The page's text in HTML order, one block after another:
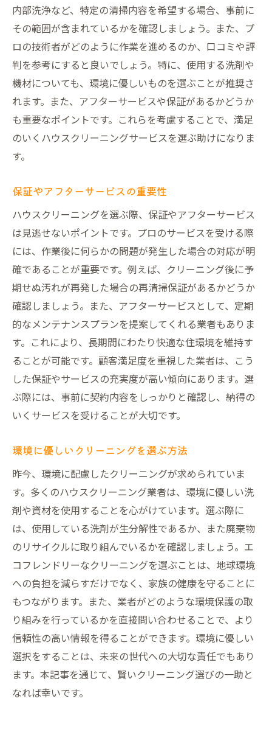
内部洗浄など、特定の清掃内容を希望する場合、事前に
その範囲が含まれているかを確認しましょう。また、プ
ロの技術者がどのように作業を進めるのか、口コミや評
判を参考にすると良いでしょう。特に、使用する洗剤や
機材についても、環境に優しいものを選ぶことが推奨さ
れます。また、アフターサービスや保証があるかどうか
も重要なポイントです。これらを考慮することで、満足
のいくハウスクリーニングサービスを選ぶ助けになりま
す。
保証やアフターサービスの重要性
ハウスクリーニングを選ぶ際、保証やアフターサービス
は見逃せないポイントです。プロのサービスを受ける際
には、作業後に何らかの問題が発生した場合の対応が明
確であることが重要です。例えば、クリーニング後に予
期せぬ汚れが再発した場合の再清掃保証があるかどうか
確認しましょう。また、アフターサービスとして、定期
的なメンテナンスプランを提案してくれる業者もありま
す。これにより、長期間にわたり快適な住環境を維持す
ることが可能です。顧客満足度を重視した業者は、こう
した保証やサービスの充実度が高い傾向にあります。選
ぶ際には、事前に契約内容をしっかりと確認し、納得の
いくサービスを受けることが大切です。
環境に優しいクリーニングを選ぶ方法
昨今、環境に配慮したクリーニングが求められていま
す。多くのハウスクリーニング業者は、環境に優しい洗
剤や資材を使用することを心がけています。選ぶ際に
は、使用している洗剤が生分解性であるか、また廃棄物
のリサイクルに取り組んでいるかを確認しましょう。エ
コフレンドリーなクリーニングを選ぶことは、地球環境
への負担を減らすだけでなく、家族の健康を守ることに
もつながります。また、業者がどのような環境保護の取
り組みを行っているかを直接問い合わせることで、より
信頼性の高い情報を得ることができます。環境に優しい
選択をすることは、未来の世代への大切な責任でもあり
ます。本記事を通じて、賢いクリーニング選びの一助と
なれば幸いです。